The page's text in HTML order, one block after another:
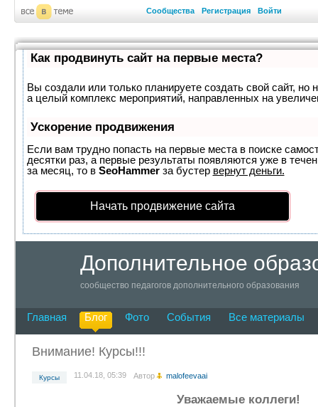
Сообщества Регистрация Войти
Как продвинуть сайт на первые места?
Вы создали или только планируете создать свой сайт, но
а целый комплекс мероприятий, направленных на
Ускорение продвижения
Если вам трудно попасть на первые места в поиске
десятки раз, а первые результаты появляются уже в
за месяц, то в SeoHammerза бустер вернут деньги.
Начать продвижение сайта
Дополнительное
сообщество педагогов дополнительного образования
Главная Блог Фото События Все материалы
Внимание! Курсы!!!
Курсы 11.04.18, 05:39 Автор malofeevaai
Уважаемые коллеги!